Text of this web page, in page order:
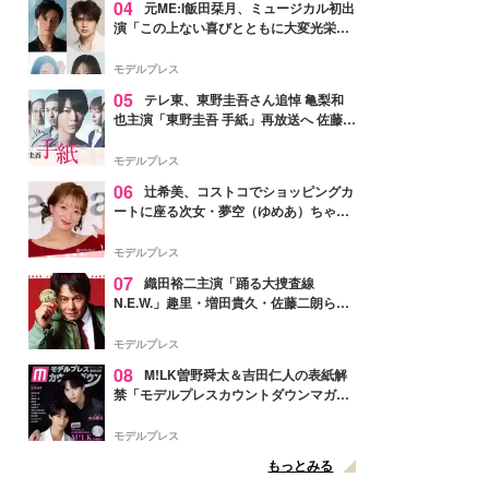
04 元ME:I飯田栞月、ミュージカル初出
演「この上ない喜びとともに大変光栄」
ャスト発表
モデルプレス
05 テレ東、東野圭吾さん追悼 亀梨和
也主演「東野圭吾 手紙」再放送へ 佐藤隆
モデルプレス
06 辻希美、コストコでショッピングカ
ートに座る次女・夢空（ゆめあ）ちゃん
ぎ」「成長を感じる」の声
モデルプレス
07 織田裕二主演「踊る大捜査線
N.E.W.」趣里・増田貴久・佐藤二朗ら新
徴する“謎のキーワード”も
モデルプレス
08 M!LK曽野舜太＆吉田仁人の表紙解
禁「モデルプレスカウントダウンマガジ
モデルプレス
もっとみる